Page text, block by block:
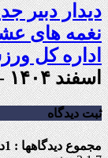
دیدار دبیر
نغمه های
اداره کل
اسفند ۱۴۰۴ - ۱۲:۲۰
ثبت دیدگاه
مجموع دیدگاهها : 1